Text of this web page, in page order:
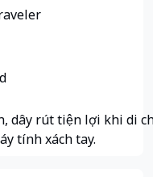
dây rút tiện lợi khi di
tính xách tay.